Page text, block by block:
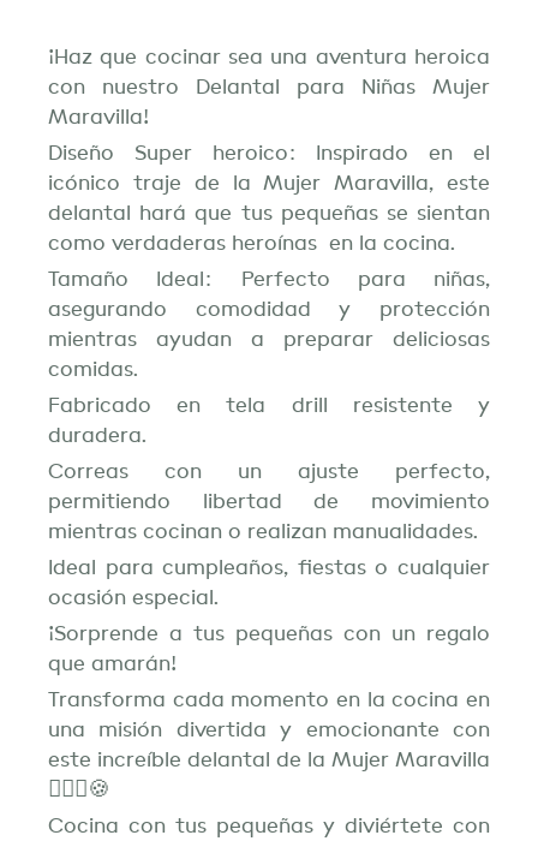
¡Haz que cocinar sea una aventura heroica
con nuestro Delantal para Niñas Mujer
Maravilla!
Diseño Super heroico: Inspirado en el
icónico traje de la Mujer Maravilla, este
delantal hará que tus pequeñas se sientan
como verdaderas heroínas en la cocina.
Tamaño Ideal: Perfecto para niñas,
asegurando comodidad y protección
mientras ayudan a preparar deliciosas
comidas.
Fabricado en tela drill resistente y
duradera.
Correas con un ajuste perfecto,
permitiendo libertad de movimiento
mientras cocinan o realizan manualidades.
Ideal para cumpleaños, fiestas o cualquier
ocasión especial.
¡Sorprende a tus pequeñas con un regalo
que amarán!
Transforma cada momento en la cocina en
una misión divertida y emocionante con
este increíble delantal de la Mujer Maravilla
🦸🏻‍♀️🍪
Cocina con tus pequeñas y diviértete con